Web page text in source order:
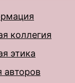
коллегия
этика
авторов